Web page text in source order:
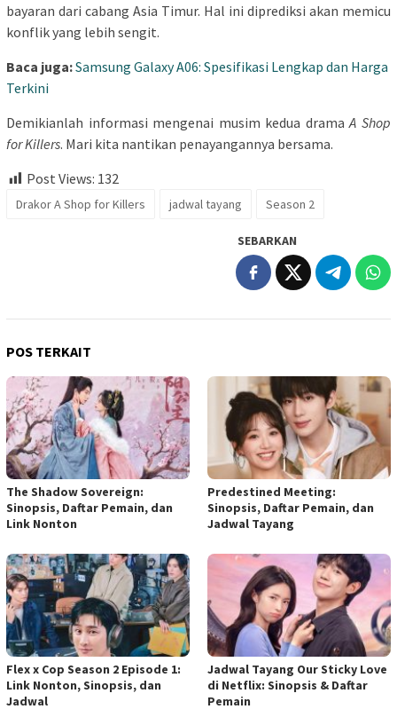
bayaran dari cabang Asia Timur. Hal ini diprediksi akan memicu
konflik yang lebih sengit.
Baca juga:Samsung Galaxy A06: Spesifikasi Lengkap dan Harga
Terkini
Demikianlah informasi mengenai musim kedua dramaA Shop
for Killers. Mari kita nantikan penayangannya bersama.
Post Views: 132
Drakor A Shop for Killers jadwal tayang Season 2
SEBARKAN
POS TERKAIT
The Shadow Sovereign:
Sinopsis, Daftar Pemain, dan
Link Nonton
Predestined Meeting:
Sinopsis, Daftar Pemain, dan
Jadwal Tayang
Flex x Cop Season 2 Episode 1:
Link Nonton, Sinopsis, dan
Jadwal
Jadwal Tayang Our Sticky Love
di Netflix: Sinopsis & Daftar
Pemain